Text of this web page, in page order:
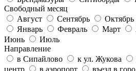
Свободный месяц
Август
Сентябрь Октябрь
Январь
Февраль Март
Июнь
Июль
Направление
в Сипайлово
к ул. Жукова